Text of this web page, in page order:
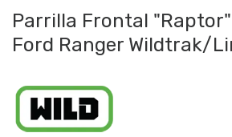
Parrilla Frontal
Ford Ranger Wildtrak/